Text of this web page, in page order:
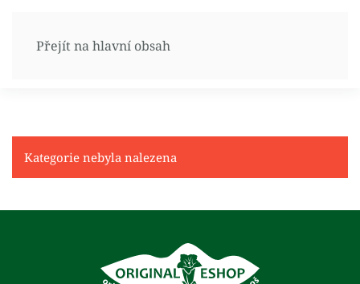
Přejít na hlavní obsah
Kategorie nebyla nalezena